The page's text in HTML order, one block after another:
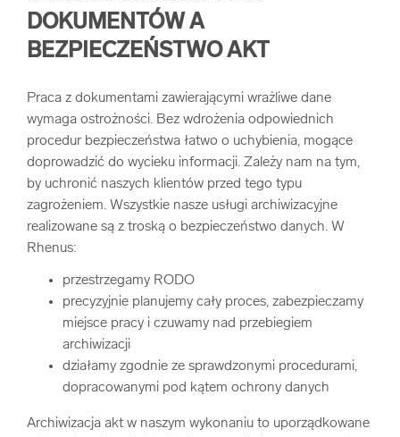
DOKUMENTÓW A
BEZPIECZEŃSTWO AKT
Praca z dokumentami zawierającymi wrażliwe dane
wymaga ostrożności. Bez wdrożenia odpowiednich
procedur bezpieczeństwa łatwo o uchybienia, mogące
doprowadzić do wycieku informacji. Zależy nam na tym,
by uchronić naszych klientów przed tego typu
zagrożeniem. Wszystkie nasze usługi archiwizacyjne
realizowane są z troską o bezpieczeństwo danych. W
Rhenus:
przestrzegamy RODO
precyzyjnie planujemy cały proces, zabezpieczamy
miejsce pracy i czuwamy nad przebiegiem
archiwizacji
działamy zgodnie ze sprawdzonymi procedurami,
dopracowanymi pod kątem ochrony danych
Archiwizacja akt w naszym wykonaniu to uporządkowane